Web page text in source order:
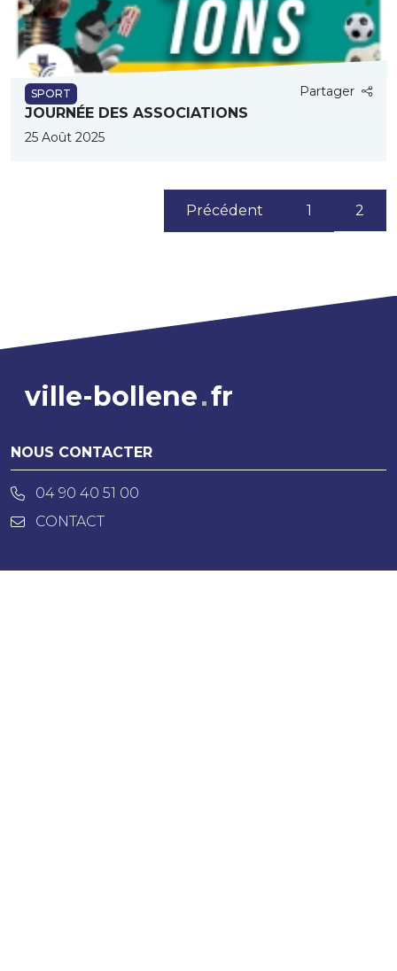
SPORT Partager
JOURNÉE DES ASSOCIATIONS
25 Août 2025
Précédent 1 2
ville-bollene fr
NOUS CONTACTER
04 90 40 51 00
CONTACT